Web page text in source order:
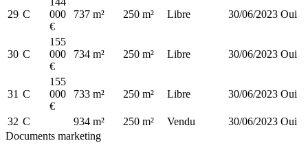
29 C
000
€
737 m² 250 m² Libre 30/06/2023 Oui
30 C
155
000
€
734 m² 250 m² Libre 30/06/2023 Oui
31 C
155
000
€
733 m² 250 m² Libre 30/06/2023 Oui
32 C 934 m² 250 m² Vendu 30/06/2023 Oui
Documents marketing